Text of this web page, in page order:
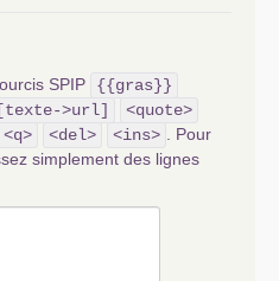
SPIP
{{gras}}
[texte->url]
<quote>
<q> <del> <ins>
. Pour
simplement des lignes